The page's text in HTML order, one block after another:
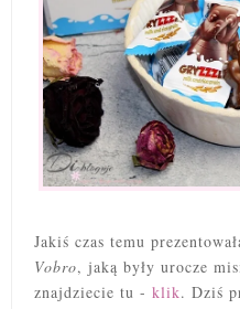
Jakiś czas temu
Vobro, jaką były urocze
znajdziecie tu - klik. Dziś